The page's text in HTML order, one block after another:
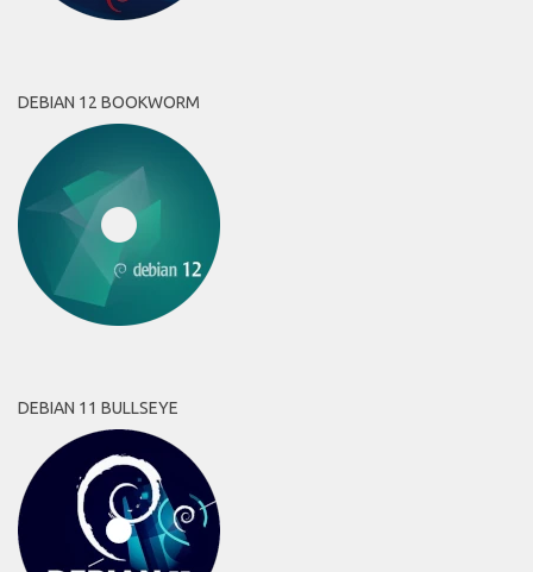
DEBIAN 12 BOOKWORM
DEBIAN 11 BULLSEYE